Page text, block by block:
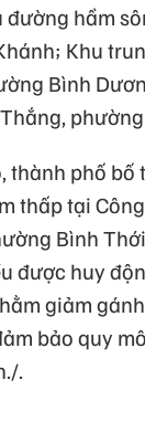
hầm
Khu
Bình
thành phố bố
thấp tại
Bình
được huy
giảm
bảo quy
.